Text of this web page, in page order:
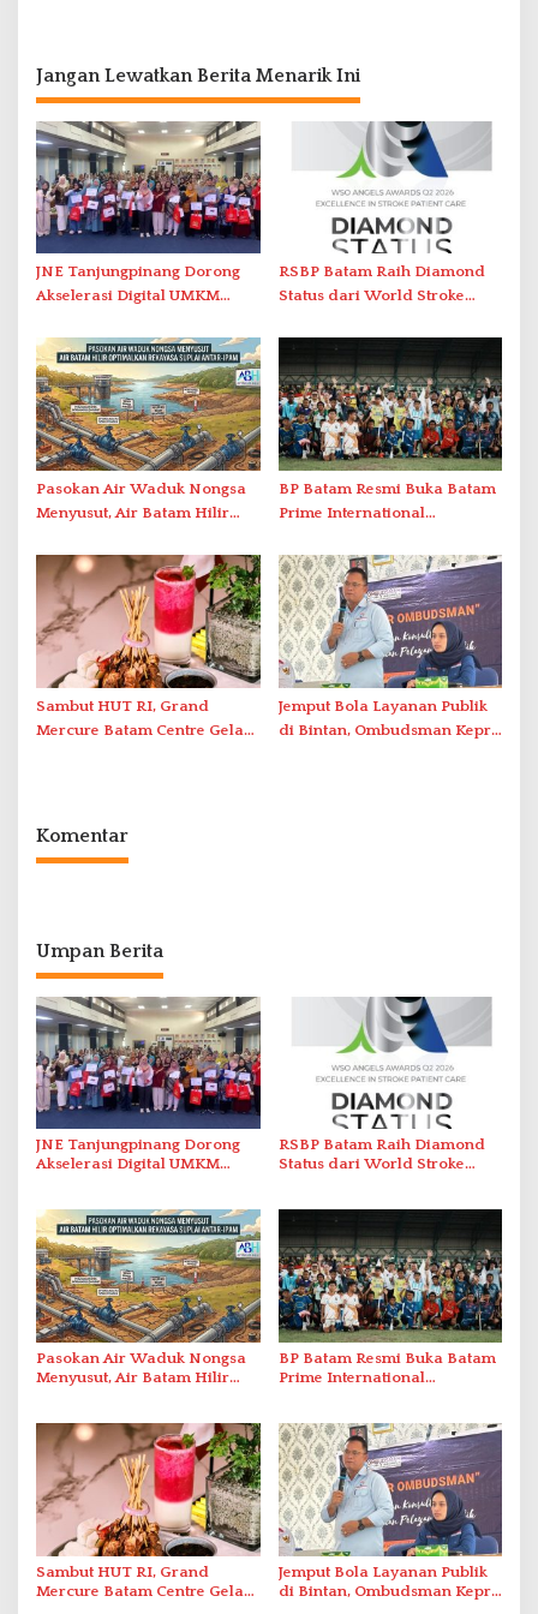
Jangan Lewatkan Berita Menarik Ini
JNE Tanjungpinang Dorong
Akselerasi Digital UMKM
2026
RSBP Batam Raih Diamond
Status dari World Stroke
Berstandar Internasional
Pasokan Air Waduk Nongsa
Menyusut, Air Batam Hilir
Antar-IPAM
BP Batam Resmi Buka Batam
Prime International
2026 di Stadion Temenggung
Abdul Jamal
Sambut HUT RI, Grand
Mercure Batam Centre Gelar
Jemput Bola Layanan Publik
di Bintan, Ombudsman Kepri
Komentar
Umpan Berita
JNE Tanjungpinang Dorong
Akselerasi Digital UMKM
RSBP Batam Raih Diamond
Status dari World Stroke
Berstandar Internasional
Pasokan Air Waduk Nongsa
Menyusut, Air Batam Hilir
BP Batam Resmi Buka Batam
Prime International
Abdul Jamal
Sambut HUT RI, Grand
Mercure Batam Centre Gelar
Jemput Bola Layanan Publik
di Bintan, Ombudsman Kepri